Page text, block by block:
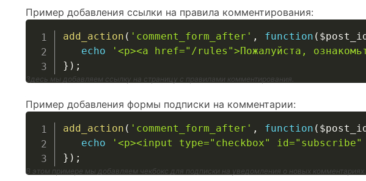
Пример добавления ссылки на правила комментирования:
add_action ( 'comment_form_after' , function (
echo
'<p><a href="/rules">Пожалуйста,
} ) ;
Здесь мы добавляем ссылку на страницу с правилами комментирования.
Пример добавления формы подписки на комментарии:
add_action ( 'comment_form_after' , function (
echo
'<p><input type="checkbox" id="subscribe"
} ) ;
В этом примере мы добавляем чекбокс для подписки на уведомления о новых комментариях.